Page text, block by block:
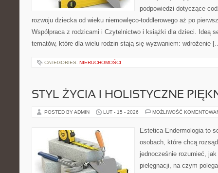
podpowiedzi dotyczące
rozwoju dziecka od wieku niemowlęco-toddlerowego aż po
Współpraca z rodzicami i Czytelnictwo i książki dla dzieci. Ideą
tematów, które dla wielu rodzin stają się wyzwaniem: wdrożenie
CATEGORIES: NIERUCHOMOŚCI
STYL ŻYCIA I HOLISTYCZNE
POSTED BY ADMIN LUT - 15 - 2026 MOŻLIWOŚĆ
Estetica-Endermologia to
osobach, które chcą
jednocześnie rozumieć, jak
pielęgnacji, na czym